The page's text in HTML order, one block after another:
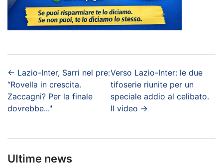
← Lazio-Inter, Sarri nel pre:
“Rovella in crescita.
Zaccagni? Per la finale
dovrebbe..."
Verso Lazio-Inter: le due
tifoserie riunite per un
speciale addio al celibato.
Il video →
Ultime news